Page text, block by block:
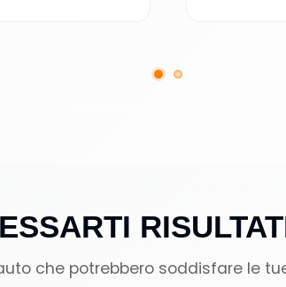
che potrebbero soddisfare le